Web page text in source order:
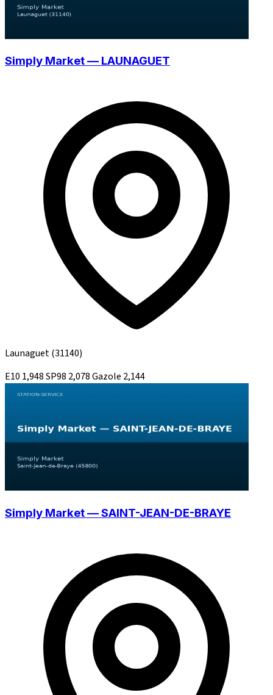
Simply Market — LAUNAGUET
Launaguet(31140)
E10 1,948SP98 2,078Gazole 2,144
Simply Market — SAINT-JEAN-DE-BRAYE